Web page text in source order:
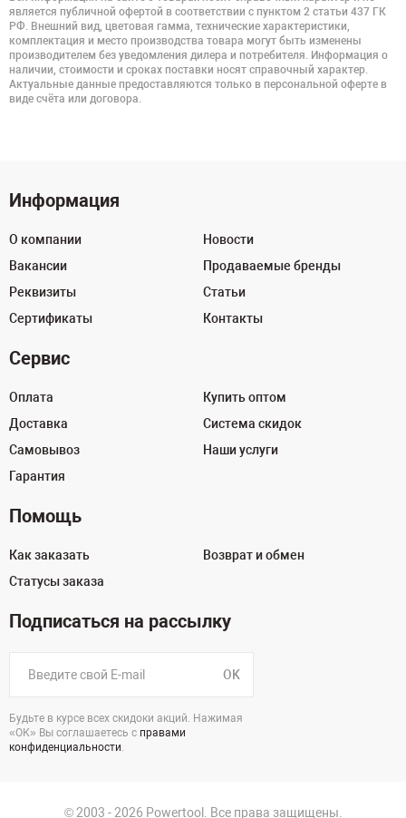
является публичной офертой в соответствии с пунктом 2 статьи 437 ГК
РФ. Внешний вид, цветовая гамма, технические характеристики,
комплектация и место производства товара могут быть изменены
производителем без уведомления дилера и потребителя. Информация о
наличии, стоимости и сроках поставки носят справочный характер.
Актуальные данные предоставляются только в персональной оферте в
виде счёта или договора.
Информация
О компании
Вакансии
Реквизиты
Сертификаты
Новости
Продаваемые бренды
Статьи
Контакты
Сервис
Оплата
Доставка
Самовывоз
Гарантия
Купить оптом
Система скидок
Наши услуги
Помощь
Как заказать
Статусы заказа
Возврат и обмен
Подписаться на рассылку
OK
Будьте в курсе всех скидоки акций. Нажимая
«ОК» Вы соглашаетесь с правами
конфиденциальности.
© 2003 - 2026 Powertool. Все права защищены.